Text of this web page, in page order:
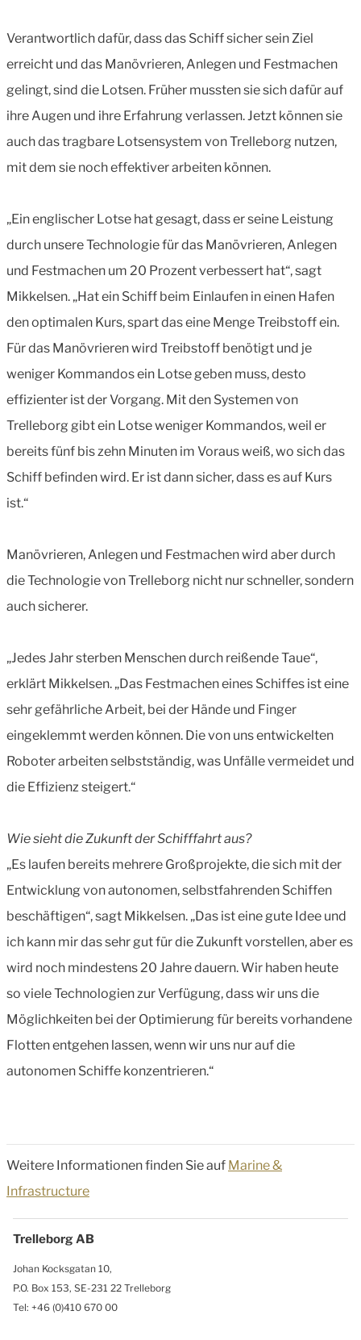
Verantwortlich dafür, dass das Schiff sicher sein Ziel
erreicht und das Manövrieren, Anlegen und Festmachen
gelingt, sind die Lotsen. Früher mussten sie sich dafür auf
ihre Augen und ihre Erfahrung verlassen. Jetzt können sie
auch das tragbare Lotsensystem von Trelleborg nutzen,
mit dem sie noch effektiver arbeiten können.
„Ein englischer Lotse hat gesagt, dass er seine Leistung
durch unsere Technologie für das Manövrieren, Anlegen
und Festmachen um 20 Prozent verbessert hat“, sagt
Mikkelsen. „Hat ein Schiff beim Einlaufen in einen Hafen
den optimalen Kurs, spart das eine Menge Treibstoff ein.
Für das Manövrieren wird Treibstoff benötigt und je
weniger Kommandos ein Lotse geben muss, desto
effizienter ist der Vorgang. Mit den Systemen von
Trelleborg gibt ein Lotse weniger Kommandos, weil er
bereits fünf bis zehn Minuten im Voraus weiß, wo sich das
Schiff befinden wird. Er ist dann sicher, dass es auf Kurs
ist.“
Manövrieren, Anlegen und Festmachen wird aber durch
die Technologie von Trelleborg nicht nur schneller, sondern
auch sicherer.
„Jedes Jahr sterben Menschen durch reißende Taue“,
erklärt Mikkelsen. „Das Festmachen eines Schiffes ist eine
sehr gefährliche Arbeit, bei der Hände und Finger
eingeklemmt werden können. Die von uns entwickelten
Roboter arbeiten selbstständig, was Unfälle vermeidet und
die Effizienz steigert.“
Wie sieht die Zukunft der Schifffahrt aus?
„Es laufen bereits mehrere Großprojekte, die sich mit der
Entwicklung von autonomen, selbstfahrenden Schiffen
beschäftigen“, sagt Mikkelsen. „Das ist eine gute Idee und
ich kann mir das sehr gut für die Zukunft vorstellen, aber es
wird noch mindestens 20 Jahre dauern. Wir haben heute
so viele Technologien zur Verfügung, dass wir uns die
Möglichkeiten bei der Optimierung für bereits vorhandene
Flotten entgehen lassen, wenn wir uns nur auf die
autonomen Schiffe konzentrieren.“
Weitere Informationen finden Sie auf Marine &
Infrastructure
Trelleborg AB
Johan Kocksgatan 10,
P.O. Box 153, SE-231 22 Trelleborg
Tel: +46 (0)410 670 00